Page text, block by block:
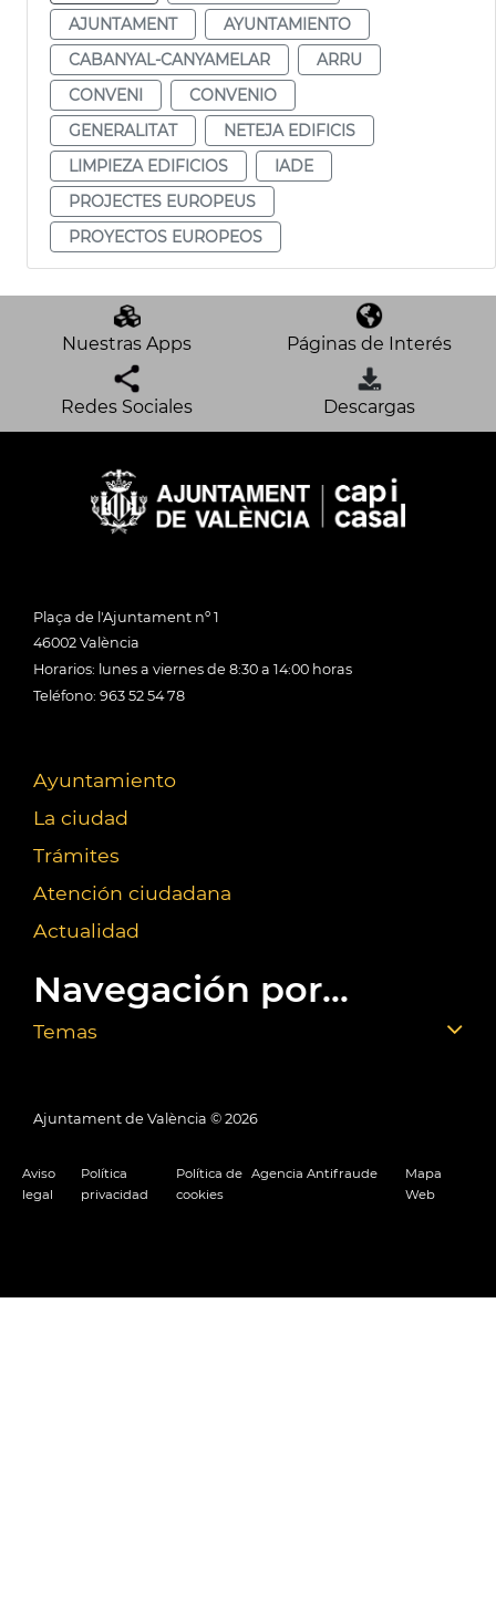
AJUNTAMENT
AYUNTAMIENTO
CABANYAL-CANYAMELAR
ARRU
CONVENI
CONVENIO
GENERALITAT
NETEJA EDIFICIS
LIMPIEZA EDIFICIOS
IADE
PROJECTES EUROPEUS
PROYECTOS EUROPEOS
Nuestras Apps Páginas de Interés
Redes Sociales Descargas
Plaça de l'Ajuntament nº 1
46002 València
Horarios: lunes a viernes de 8:30 a 14:00 horas
Teléfono: 963 52 54 78
Ayuntamiento
La ciudad
Trámites
Atención ciudadana
Actualidad
Navegación por...
Temas
Ajuntament de València © 2026
Aviso
legal
Política
privacidad
Política de
cookies
Agencia Antifraude
Mapa
Web